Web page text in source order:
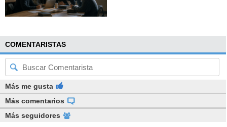
COMENTARISTAS
Más me gusta
Más comentarios
Más seguidores